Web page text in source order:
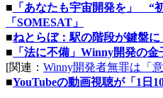
■ 「あなたも宇宙開発を」 “
「SOMESAT」
■ねとらぼ：駅の階段が鍵盤
■ 「法に不備」Winny開発の
[関連： Winny開発者無罪は「
■YouTubeの動画視聴が「1日